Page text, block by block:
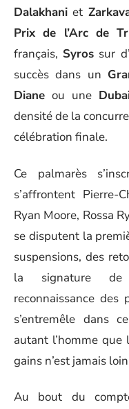
Dalakhani et
Prix de l’Arc de
français, Syros sur
succès dans un
Diane ou une
densité de la
célébration finale.
Ce palmarès
s’affrontent Pierre-
Ryan Moore, Rossa
se disputent la
suspensions, des
la signature de
reconnaissance
s’entremêle dans
autant l’homme
gains n’est jamais
Au bout du